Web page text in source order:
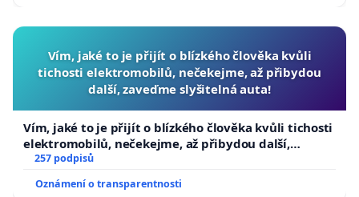
Vím, jaké to je přijít o blízkého člověka kvůli
tichosti elektromobilů, nečekejme, až přibydou
další, zaveďme slyšitelná auta!
Vím, jaké to je přijít o blízkého člověka kvůli tichosti
elektromobilů, nečekejme, až přibydou další,
zaveďme slyšitelná auta!
257 podpisů
Oznámení o transparentnosti